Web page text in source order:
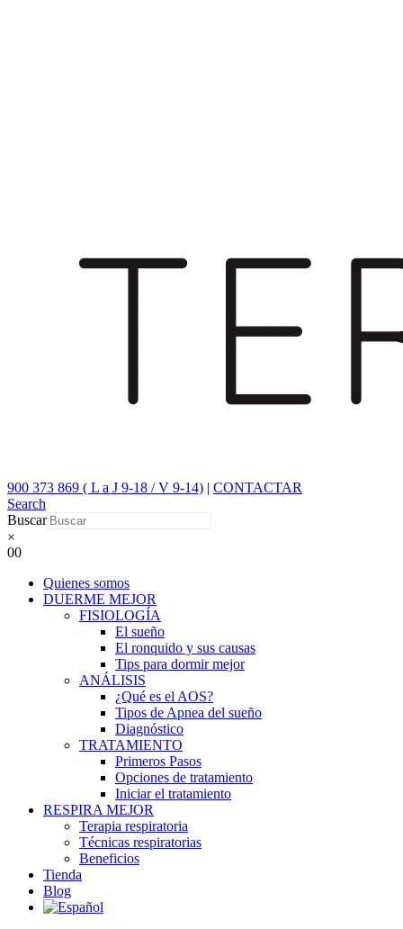
900 373 869 ( L a J 9-18 / V 9-14) | CONTACTAR
Search
Buscar
×
00
Quienes somos
DUERME MEJOR
FISIOLOGÍA
El sueño
El ronquido y sus causas
Tips para dormir mejor
ANÁLISIS
¿Qué es el AOS?
Tipos de Apnea del sueño
Diagnóstico
TRATAMIENTO
Primeros Pasos
Opciones de tratamiento
Iniciar el tratamiento
RESPIRA MEJOR
Terapia respiratoria
Técnicas respiratorias
Beneficios
Tienda
Blog